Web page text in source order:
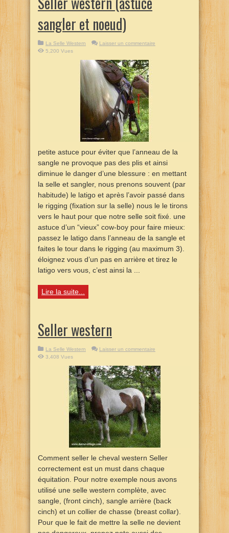
sangler et noeud)
La Selle Western
Laisser un commentaire
5,200 Vues
petite astuce pour éviter que l’anneau de la
sangle ne provoque pas des plis et ainsi
diminue le danger d’une blessure : en mettant
la selle et sangler, nous prenons souvent (par
habitude) le latigo et après l’avoir passé dans
le rigging (fixation sur la selle) nous le le tirons
vers le haut pour que notre selle soit fixé. une
astuce d’un “vieux” cow-boy pour faire mieux:
passez le latigo dans l’anneau de la sangle et
faites le tour dans le rigging (au maximum 3).
éloignez vous d’un pas en arrière et tirez le
latigo vers vous, c’est ainsi la ...
Lire la suite...
Seller western
La Selle Western
Laisser un commentaire
3,408 Vues
Comment seller le cheval western Seller
correctement est un must dans chaque
équitation. Pour notre exemple nous avons
utilisé une selle western complète, avec
sangle, (front cinch), sangle arrière (back
cinch) et un collier de chasse (breast collar).
Pour que le fait de mettre la selle ne devient